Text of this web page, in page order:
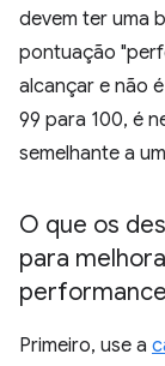
devem ter uma
pontuação
alcançar e não
99 para 100, é
semelhante a
O que os
para
Primeiro, use a